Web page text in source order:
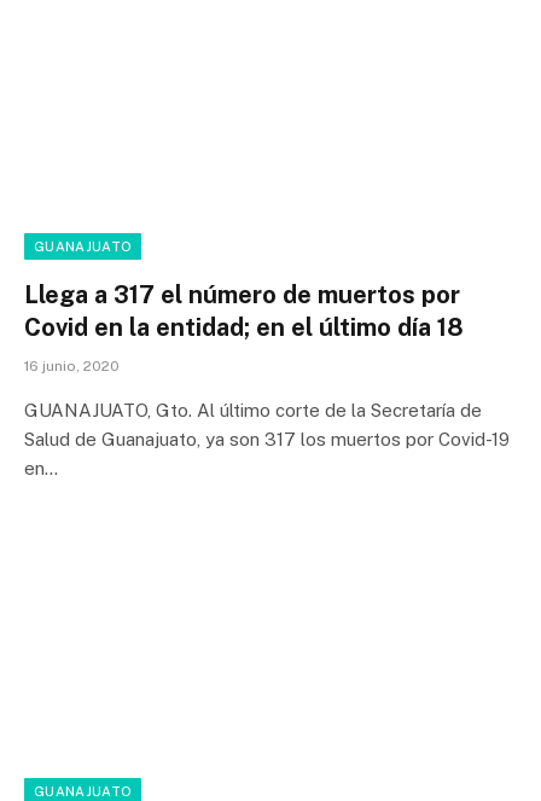
GUANAJUATO
Llega a 317 el número de muertos por
Covid en la entidad; en el último día 18
16 junio, 2020
GUANAJUATO, Gto. Al último corte de la Secretaría de
Salud de Guanajuato, ya son 317 los muertos por Covid-19
en…
GUANAJUATO